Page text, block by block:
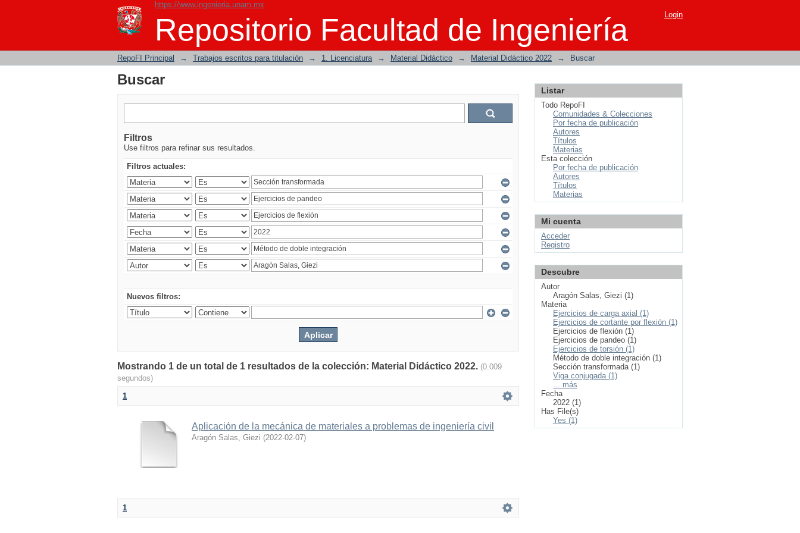
https://www.ingenieria.unam.mx
Repositorio Facultad de Ingeniería
Buscar Login
RepoFI Principal → Trabajos escritos para titulación → 1. Licenciatura → Material Didáctico → Material Didáctico 2022 → Buscar
Buscar
Filtros
Use filtros para refinar sus resultados.
Filtros actuales:
Nuevos filtros:
Mostrando 1 de un total de 1 resultados de la colección: Material Didáctico 2022. (0.009
segundos)
1
Aplicación de la mecánica de materiales a problemas de ingeniería civil
Aragón Salas, Giezi (2022-02-07)
1
Listar
Todo RepoFI
Comunidades & Colecciones
Por fecha de publicación
Autores
Títulos
Materias
Esta colección
Por fecha de publicación
Autores
Títulos
Materias
Mi cuenta
Acceder
Registro
Descubre
Autor
Aragón Salas, Giezi (1)
Materia
Ejercicios de carga axial (1)
Ejercicios de cortante por flexión (1)
Ejercicios de flexión (1)
Ejercicios de pandeo (1)
Ejercicios de torsión (1)
Método de doble integración (1)
Sección transformada (1)
Viga conjugada (1)
... más
Fecha
2022 (1)
Has File(s)
Yes (1)